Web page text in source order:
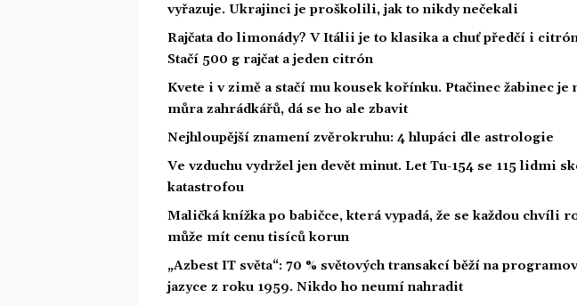
vyřazuje. Ukrajinci je proškolili, jak to nikdy nečekali
Rajčata do limonády? V Itálii je to klasika a chuť předčí i
Stačí 500 g rajčat a jeden citrón
Kvete i v zimě a stačí mu kousek kořínku. Ptačinec žabinec je
můra zahrádkářů, dá se ho ale zbavit
Nejhloupější znamení zvěrokruhu: 4 hlupáci dle astrologie
Ve vzduchu vydržel jen devět minut. Let Tu-154 se 115 lidmi
katastrofou
Maličká knížka po babičce, která vypadá, že se každou chvíli
může mít cenu tisíců korun
„Azbest IT světa“: 70 % světových transakcí běží na
jazyce z roku 1959. Nikdo ho neumí nahradit